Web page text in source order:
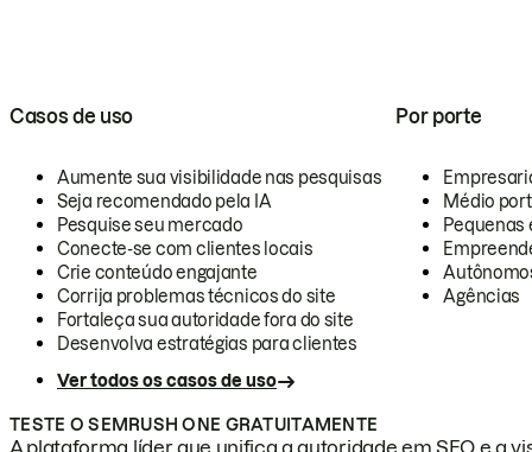
Casos de uso
Aumente sua visibilidade nas pesquisas
Seja recomendado pela IA
Pesquise seu mercado
Conecte-se com clientes locais
Crie conteúdo engajante
Corrija problemas técnicos do site
Fortaleça sua autoridade fora do site
Desenvolva estratégias para clientes
Ver todos os casos de uso
Por porte
Médio
Pequenas
Agências
TESTE O SEMRUSH ONE GRATUITAMENTE
A plataforma líder que unifica a autoridade em SEO e a